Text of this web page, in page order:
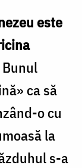
este
ca să
o cu
la
s-a